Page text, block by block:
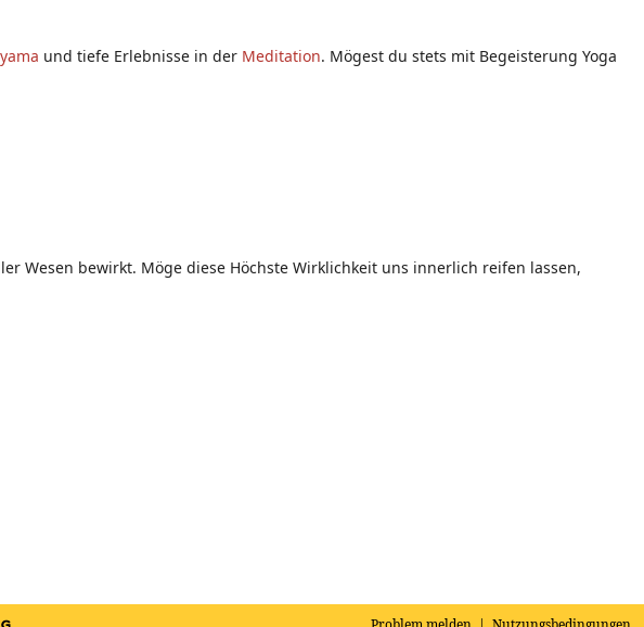
und tiefe Erlebnisse in der Meditation. Mögest du stets mit Begeisterung Yoga
Wesen bewirkt. Möge diese Höchste Wirklichkeit uns innerlich reifen lassen,